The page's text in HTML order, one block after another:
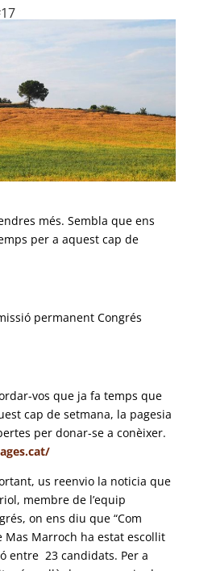
més. Sembla que ens
per a aquest cap de
permanent Congrés
vos que ja fa temps que
cap de setmana, la pagesia
per donar-se a conèixer.
us reenvio la noticia que
membre de l’equip
on ens diu que “Com
Mas Marroch ha estat escollit
entre 23 candidats. Per a